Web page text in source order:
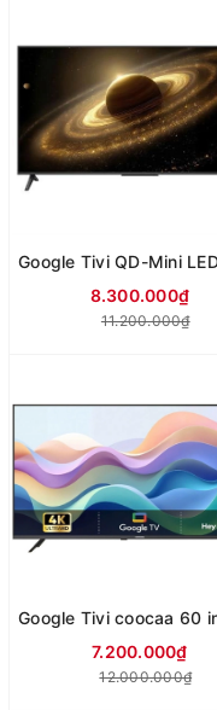
8.300.000₫
11.200.000₫
7.200.000₫
12.000.000₫